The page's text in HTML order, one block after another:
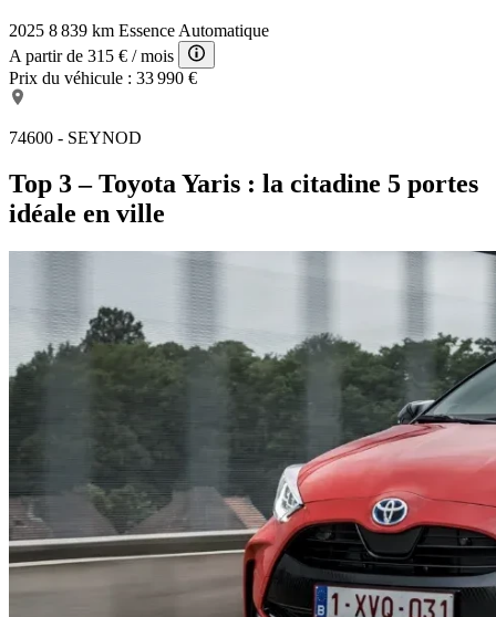
2025 8 839 km Essence Automatique
A partir de 315 € / mois
Prix du véhicule : 33 990 €
74600 - SEYNOD
Top 3 – Toyota Yaris : la citadine 5 portes
idéale en ville